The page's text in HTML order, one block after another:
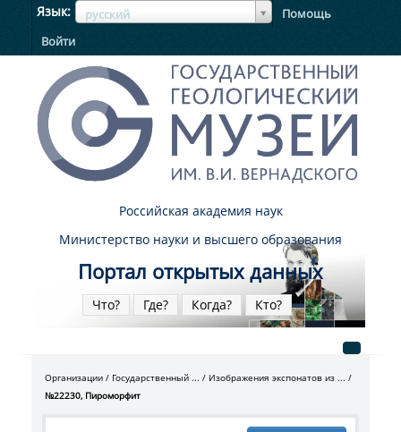
Язык русский
ЯзыкЯзык
Помощь
Войти
Российская академия наук
Министерство науки и высшего образования
Портал открытых данных
Что? Где? Когда? Кто?
Организации Государственный ...
Изображения экспонатов из ...
№22230, Пироморфит